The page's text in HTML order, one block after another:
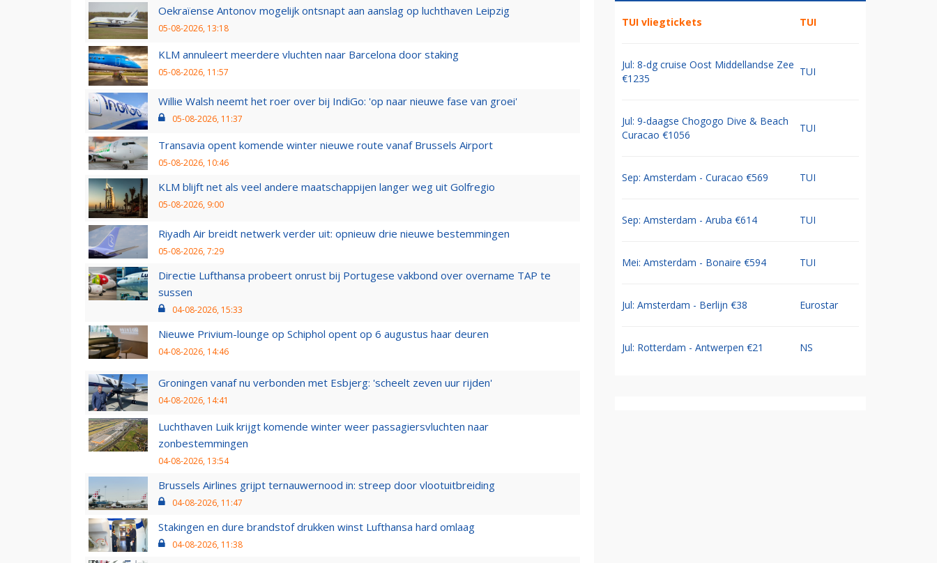
Oekraïense Antonov mogelijk ontsnapt aan aanslag op luchthaven Leipzig
05-08-2026, 13:18
KLM annuleert meerdere vluchten naar Barcelona door staking
05-08-2026, 11:57
Willie Walsh neemt het roer over bij IndiGo: 'op naar nieuwe fase van groei'
05-08-2026, 11:37
Transavia opent komende winter nieuwe route vanaf Brussels Airport
05-08-2026, 10:46
KLM blijft net als veel andere maatschappijen langer weg uit Golfregio
05-08-2026, 9:00
Riyadh Air breidt netwerk verder uit: opnieuw drie nieuwe bestemmingen
05-08-2026, 7:29
Directie Lufthansa probeert onrust bij Portugese vakbond over overname TAP te
sussen
04-08-2026, 15:33
Nieuwe Privium-lounge op Schiphol opent op 6 augustus haar deuren
04-08-2026, 14:46
Groningen vanaf nu verbonden met Esbjerg: 'scheelt zeven uur rijden'
04-08-2026, 14:41
Luchthaven Luik krijgt komende winter weer passagiersvluchten naar
zonbestemmingen
04-08-2026, 13:54
Brussels Airlines grijpt ternauwernood in: streep door vlootuitbreiding
04-08-2026, 11:47
Stakingen en dure brandstof drukken winst Lufthansa hard omlaag
04-08-2026, 11:38
TUI vliegtickets TUI
Jul: 8-dg cruise Oost Middellandse Zee
€1235
TUI
Jul: 9-daagse Chogogo Dive & Beach
Curacao €1056
TUI
Sep: Amsterdam - Curacao €569 TUI
Sep: Amsterdam - Aruba €614 TUI
Mei: Amsterdam - Bonaire €594 TUI
Jul: Amsterdam - Berlijn €38 Eurostar
Jul: Rotterdam - Antwerpen €21 NS